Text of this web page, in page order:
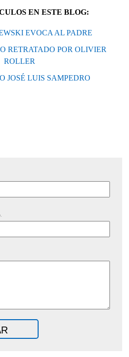
EN ESTE BLOG:
EVOCA AL PADRE
RETRATADO POR OLIVIER
ROLLER
JOSÉ LUIS SAMPEDRO